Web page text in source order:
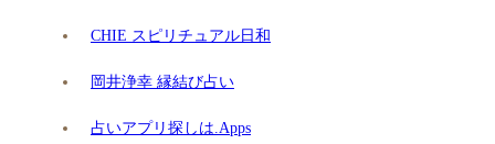
CHIE スピリチュアル日和
岡井浄幸 縁結び占い
占いアプリ探しは.Apps